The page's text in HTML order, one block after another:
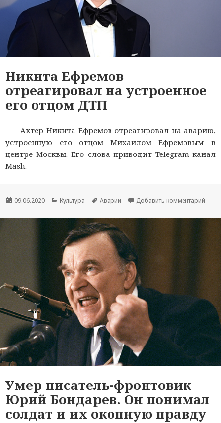
Никита Ефремов
отреагировал на устроенное
его отцом ДТП
Актер Никита Ефремов отреагировал на аварию,
устроенную его отцом Михаилом Ефремовым в
центре Москвы. Его слова приводит Telegram-канал
Mash.
Опубликовано
09.06.2020 Рубрики
Культура Метки
Аварии Добавить комментарий
Умер писатель-фронтовик
Юрий Бондарев. Он понимал
солдат и их окопную правду